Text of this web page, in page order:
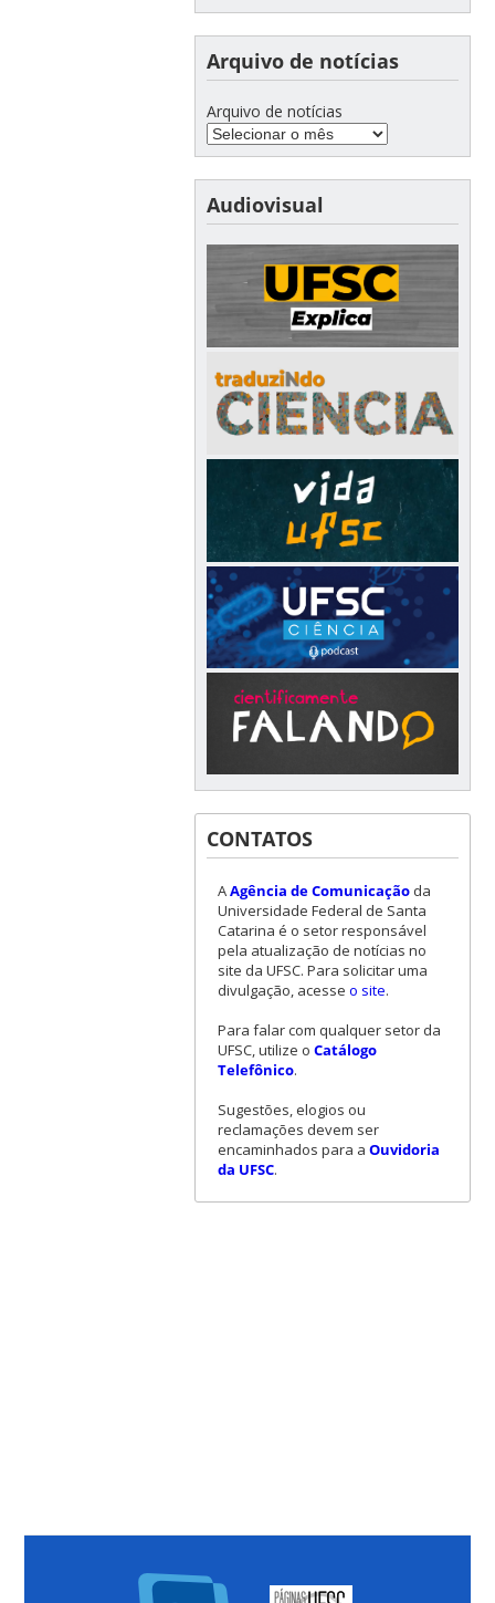
Arquivo de notícias
Arquivo de notícias
Audiovisual
CONTATOS
AAgência de Comunicaçãoda
Universidade Federal de Santa
Catarina é o setor responsável
pela atualização de notícias no
site da UFSC. Para solicitar uma
divulgação, acesse o site.
Para falar com qualquer setor da
UFSC, utilize o Catálogo
Telefônico.
Sugestões, elogios ou
reclamações devem ser
encaminhados para a Ouvidoria
da UFSC.